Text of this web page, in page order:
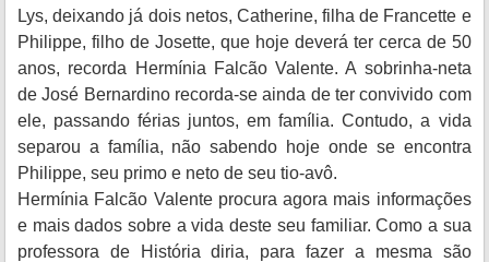
Lys, deixando já dois netos, Catherine, filha de Francette e
Philippe, filho de Josette, que hoje deverá ter cerca de 50
anos, recorda Hermínia Falcão Valente. A sobrinha-neta
de José Bernardino recorda-se ainda de ter convivido com
ele, passando férias juntos, em família. Contudo, a vida
separou a família, não sabendo hoje onde se encontra
Philippe, seu primo e neto de seu tio-avô.
Hermínia Falcão Valente procura agora mais informações
e mais dados sobre a vida deste seu familiar. Como a sua
professora de História diria, para fazer a mesma são